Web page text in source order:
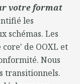
votre format
les
schémas. Les
de OOXL et
Nous
transitionnels.